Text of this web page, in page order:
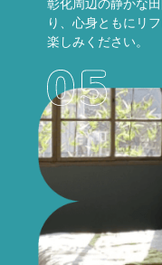
彰化周辺の静かな
り、心身ともにリ
楽しみください。